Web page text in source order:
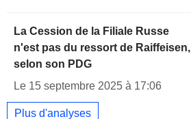
La Cession de la Filiale Russe
n'est pas du ressort de Raiffeisen,
selon son PDG
Le 15 septembre 2025 à 17:06
Plus d'analyses